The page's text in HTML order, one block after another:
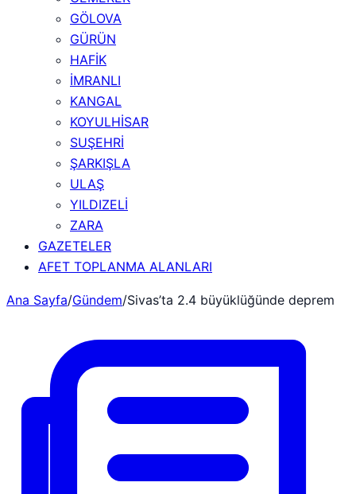
GÖLOVA
GÜRÜN
HAFİK
İMRANLI
KANGAL
KOYULHİSAR
SUŞEHRİ
ŞARKIŞLA
ULAŞ
YILDIZELİ
ZARA
GAZETELER
AFET TOPLANMA ALANLARI
Ana Sayfa/Gündem/Sivas’ta 2.4 büyüklüğünde deprem